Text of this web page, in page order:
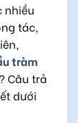
nhiều
tác,
tràm
? Câu trả
dưới